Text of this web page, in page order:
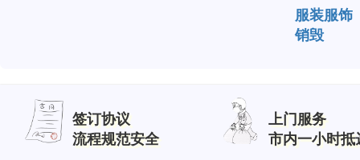
服装服饰
销毁
签订协议
流程规范安全
上门服务
市内一小时抵